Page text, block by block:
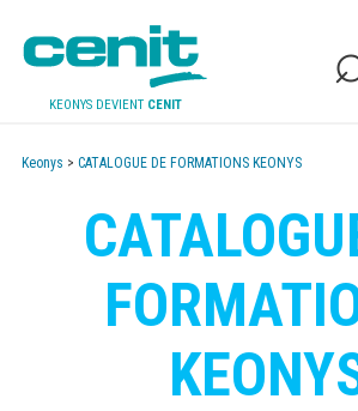
KEONYS DEVIENT CENIT
Keonys > CATALOGUE DE FORMATIONS KEONYS